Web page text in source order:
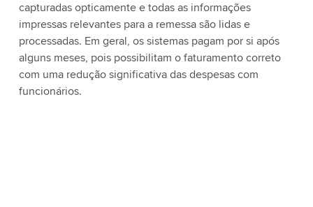
capturadas opticamente e todas as informações
impressas relevantes para a remessa são lidas e
processadas. Em geral, os sistemas pagam por si após
alguns meses, pois possibilitam o faturamento correto
com uma redução significativa das despesas com
funcionários.